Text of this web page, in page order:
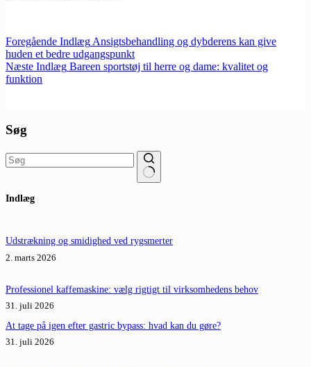
Foregående Indlæg Ansigtsbehandling og dybderens kan give
huden et bedre udgangspunkt
Næste Indlæg Bareen sportstøj til herre og dame: kvalitet og
funktion
Søg
resultater
Indlæg
Udstrækning og smidighed ved rygsmerter
2. marts 2026
Professionel kaffemaskine: vælg rigtigt til virksomhedens behov
31. juli 2026
At tage på igen efter gastric bypass: hvad kan du gøre?
31. juli 2026